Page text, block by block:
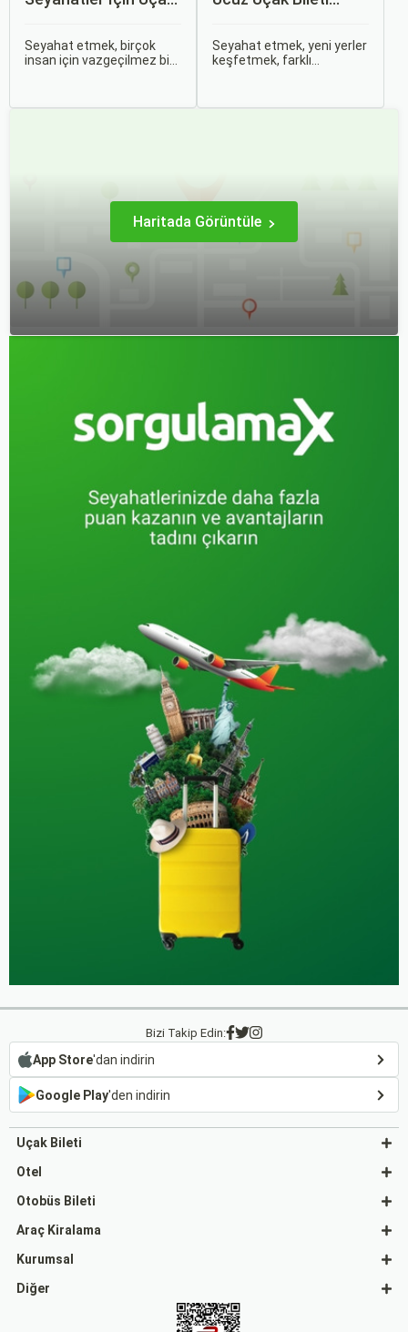
Seyahat etmek, birçok
insan için vazgeçilmez bir
Seyahat etmek, yeni yerler
keşfetmek, farklı
Haritada Görüntüle
Bizi Takip Edin:
App Store'dan indirin
Google Play'den indirin
Uçak Bileti
Otel
Otobüs Bileti
Araç Kiralama
Kurumsal
Diğer